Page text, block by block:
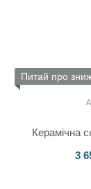
Питай про
Керамічна
3